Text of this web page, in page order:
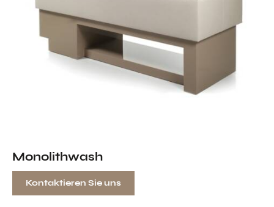
Monolithwash
Kontaktieren Sie uns